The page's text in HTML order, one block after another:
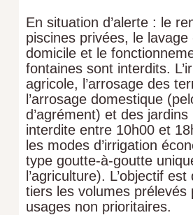
En situation d’alerte : le
piscines privées, le
domicile et le
fontaines sont interdits.
agricole, l’arrosage des
l’arrosage domestique
d’agrément) et des
interdite entre 10h00 et
les modes d’irrigation
type goutte-à-goutte
l’agriculture). L’objectif
tiers les volumes prélevés
usages non prioritaires.